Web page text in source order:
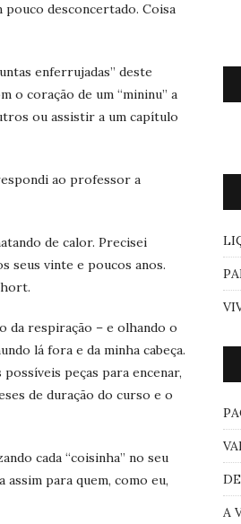
pouco desconcertado. Coisa
enferrujadas” deste
o coração de um “mininu” a
ou assistir a um capítulo
ao professor a
de calor. Precisei
seus vinte e poucos anos.
da respiração – e olhando o
lá fora e da minha cabeça.
peças para encenar,
de duração do curso e o
cada “coisinha” no seu
para quem, como eu,
A